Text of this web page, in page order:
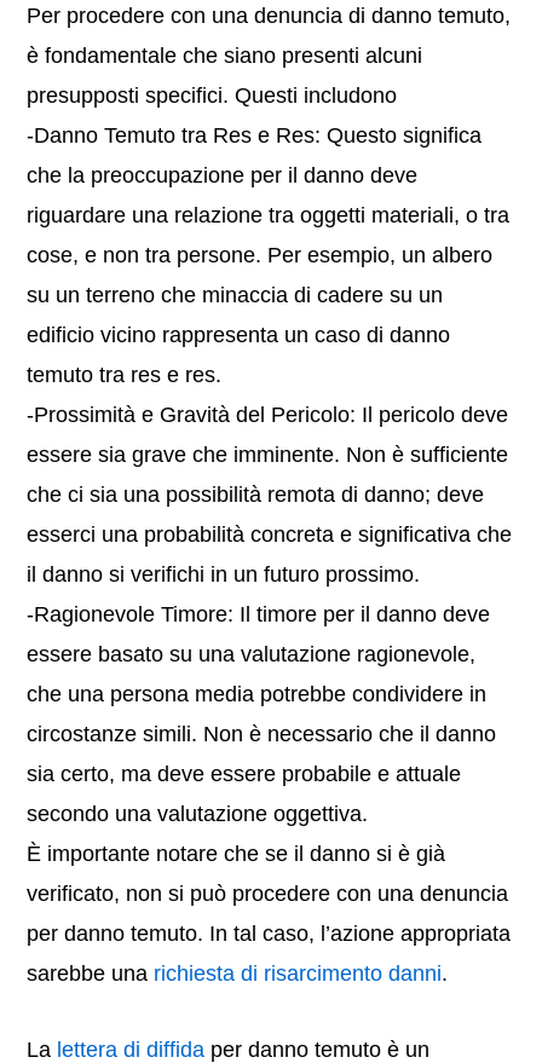
Per procedere con una denuncia di danno temuto,
è fondamentale che siano presenti alcuni
presupposti specifici. Questi includono
-Danno Temuto tra Res e Res: Questo significa
che la preoccupazione per il danno deve
riguardare una relazione tra oggetti materiali, o tra
cose, e non tra persone. Per esempio, un albero
su un terreno che minaccia di cadere su un
edificio vicino rappresenta un caso di danno
temuto tra res e res.
-Prossimità e Gravità del Pericolo: Il pericolo deve
essere sia grave che imminente. Non è sufficiente
che ci sia una possibilità remota di danno; deve
esserci una probabilità concreta e significativa che
il danno si verifichi in un futuro prossimo.
-Ragionevole Timore: Il timore per il danno deve
essere basato su una valutazione ragionevole,
che una persona media potrebbe condividere in
circostanze simili. Non è necessario che il danno
sia certo, ma deve essere probabile e attuale
secondo una valutazione oggettiva.
È importante notare che se il danno si è già
verificato, non si può procedere con una denuncia
per danno temuto. In tal caso, l’azione appropriata
sarebbe una richiesta di risarcimento danni.
La lettera di diffida per danno temuto è un